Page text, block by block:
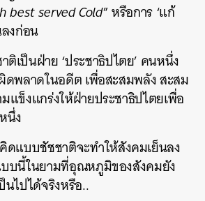
best served Cold” หรือการ ‘แก้
งก่อน
เป็นฝ่าย ‘ประชาธิปไตย’ คนหนึ่ง
ดพลาดในอดีต เพื่อสะสมพลัง สะสม
แข็งแกร่งให้ฝ่ายประชาธิปไตยเพื่อ
นึ่ง
ดแบบชัชชาติจะทำให้สังคมเย็นลง
บนี้ในยามที่อุณหภูมิของสังคมยัง
ไปได้จริงหรือ..